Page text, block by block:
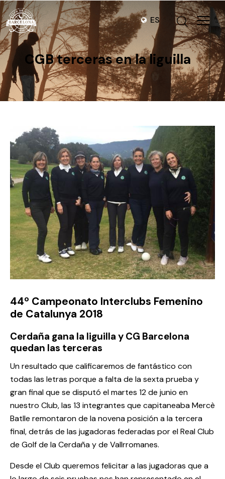
ES
CGB terceras en la liguilla
44º Campeonato Interclubs Femenino
de Catalunya 2018
Cerdaña gana la liguilla y CG Barcelona
quedan las terceras
Un resultado que calificaremos de fantástico con
todas las letras porque a falta de la sexta prueba y
gran final que se disputó el martes 12 de junio en
nuestro Club, las 13 integrantes que capitaneaba Mercè
Batlle remontaron de la novena posición a la tercera
final, detrás de las jugadoras federadas por el Real Club
de Golf de la Cerdaña y de Vallrromanes.
Desde el Club queremos felicitar a las jugadoras que a